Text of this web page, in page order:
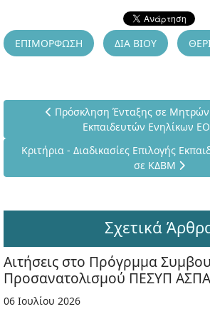
ΕΠΙΜΟΡΦΩΣΗ ΔΙΑ ΒΙΟΥ
Προηγούμενο άρθρο: Πρόσκληση
Πρόσκληση Ένταξης σε Μητρών
Εκπαιδευτών Ενηλίκων
Επόμενο άρθρο: Κριτήρια -
Κριτήρια - Διαδικασίες Επιλογής
σε ΚΔΒΜ
Σχετικά
Αιτήσεις στο Πρόγρμμα
Προσανατολισμού ΠΕΣΥΠ
06 Ιουλίου 2026